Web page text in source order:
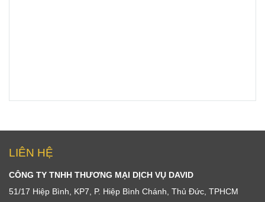
LIÊN HỆ
CÔNG TY TNHH THƯƠNG MẠI DỊCH VỤ DAVID
51/17 Hiệp Bình, KP7, P. Hiệp Bình Chánh, Thủ Đức, TPHCM